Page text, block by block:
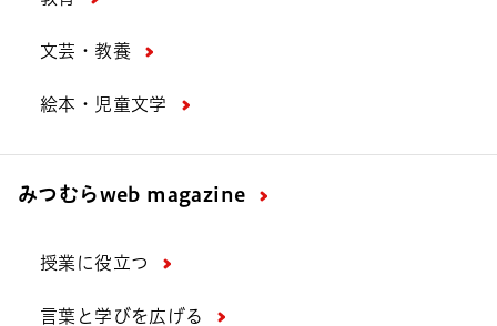
文芸・教養
絵本・児童文学
みつむらweb magazine
授業に役立つ
言葉と学びを広げる